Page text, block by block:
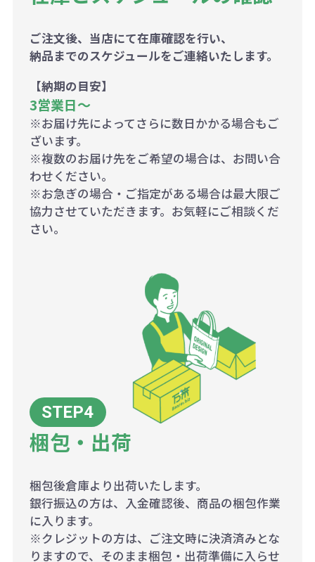
ご注文後、当店にて在庫確認を行い、
納品までのスケジュールをご連絡いたします。
【納期の目安】
3営業日〜
※お届け先によってさらに数日かかる場合もご
ざいます。
※複数のお届け先をご希望の場合は、お問い合
わせください。
※お急ぎの場合・ご指定がある場合は最大限ご
協力させていただきます。お気軽にご相談くだ
さい。
梱包・出荷
梱包後倉庫より出荷いたします。
銀行振込の方は、入金確認後、商品の梱包作業
に入ります。
※クレジットの方は、ご注文時に決済済みとな
りますので、そのまま梱包・出荷準備に入らせ